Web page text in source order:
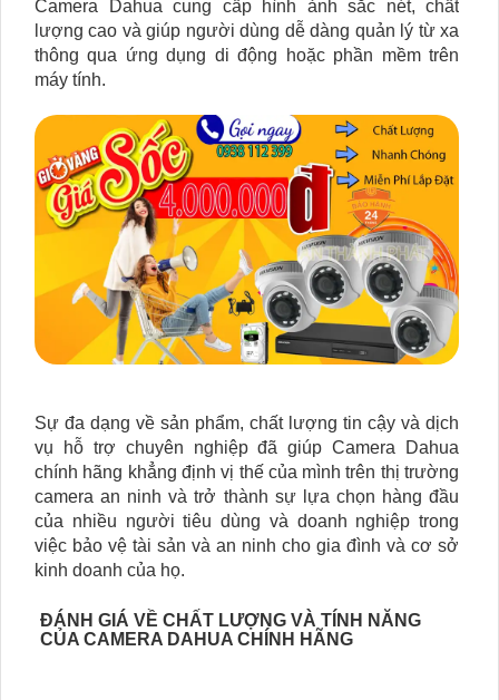
Camera Dahua cung cấp hình ảnh sắc nét, chất
lượng cao và giúp người dùng dễ dàng quản lý từ xa
thông qua ứng dụng di động hoặc phần mềm trên
máy tính.
Sự đa dạng về sản phẩm, chất lượng tin cậy và dịch
vụ hỗ trợ chuyên nghiệp đã giúp Camera Dahua
chính hãng khẳng định vị thế của mình trên thị trường
camera an ninh và trở thành sự lựa chọn hàng đầu
của nhiều người tiêu dùng và doanh nghiệp trong
việc bảo vệ tài sản và an ninh cho gia đình và cơ sở
kinh doanh của họ.
ĐÁNH GIÁ VỀ CHẤT LƯỢNG VÀ TÍNH NĂNG
CỦA CAMERA DAHUA CHÍNH HÃNG